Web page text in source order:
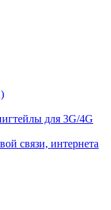
для 3G/4G
связи, интернета